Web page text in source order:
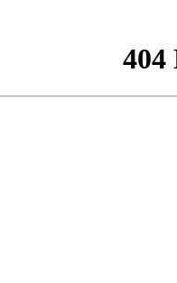
404